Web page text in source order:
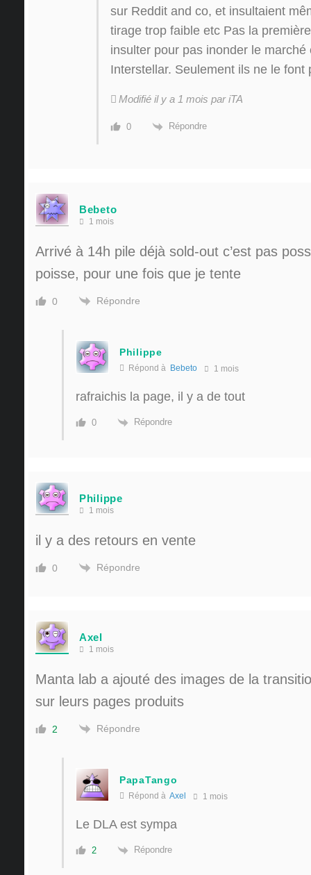
sur Reddit and co, et insultaient
tirage trop faible etc Pas la
insulter pour pas inonder le marché
Interstellar. Seulement ils ne le font
Modifié il y a 1 mois par iTA
0 Répondre
Bebeto
1 mois
Arrivé à 14h pile déjà sold-out c’est pas
poisse, pour une fois que je tente
0 Répondre
Philippe
Répond à Bebeto 1 mois
rafraichis la page, il y a de tout
0 Répondre
Philippe
1 mois
il y a des retours en vente
0 Répondre
Axel
1 mois
Manta lab a ajouté des images de la
sur leurs pages produits
2 Répondre
PapaTango
Répond à Axel 1 mois
Le DLA est sympa
2 Répondre